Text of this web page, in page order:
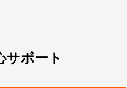
サポート